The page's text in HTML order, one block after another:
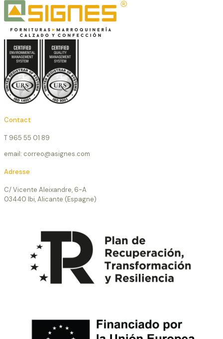
Contact
T 965 55 01 89
email: correo@asignes.com
Adresse
C/ Vicente Aleixandre, 6-A
03440 Ibi, Alicante (Espagne)